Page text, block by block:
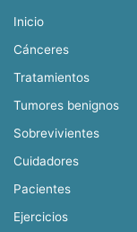
Inicio
Cánceres
Tratamientos
Tumores benignos
Sobrevivientes
Cuidadores
Pacientes
Ejercicios